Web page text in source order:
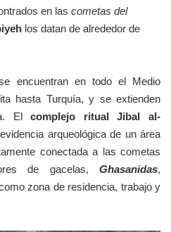
en las cometas del
los datan de alrededor de
encuentran en todo el Medio
hasta Turquía, y se extienden
Elcomplejo ritual Jibal al-
arqueológica de un área
conectada a las cometas
de gacelas, Ghasanidas,
zona de residencia, trabajo y